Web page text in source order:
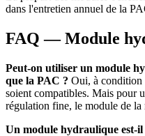
dans l'entretien annuel de la
FAQ — Module
Peut-on utiliser un module
que la PAC ? Oui, à condition
soient compatibles. Mais pour
régulation fine, le module de la
Un module hydraulique est-